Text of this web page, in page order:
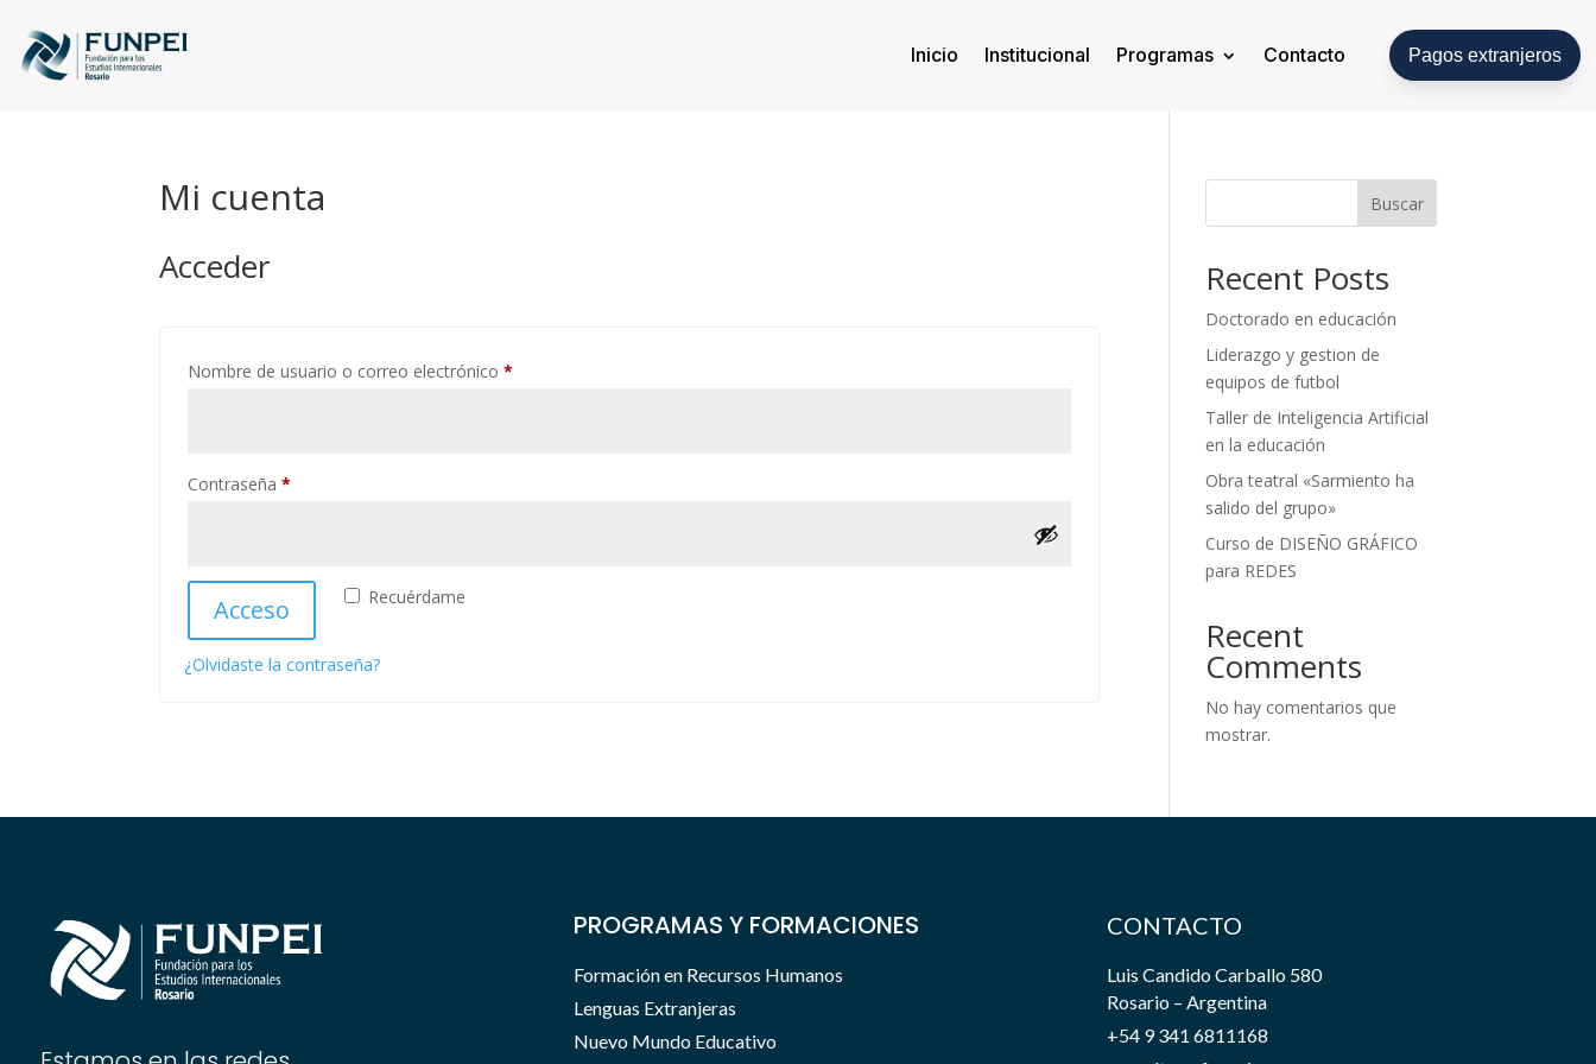
Inicio Institucional Programas Contacto Pagos extranjeros
Mi cuenta
Acceder
Nombre de usuario o correo electrónico*
Contraseña*
Recuérdame
Acceso
¿Olvidaste la contraseña?
Buscar
Recent Posts
Doctorado en educación
Liderazgo y gestion de
equipos de futbol
Taller de Inteligencia Artificial
en la educación
Obra teatral «Sarmiento ha
salido del grupo»
Curso de DISEÑO GRÁFICO
para REDES
Recent
Comments
No hay comentarios que
mostrar.
PROGRAMAS Y FORMACIONES
Formación en Recursos Humanos
Lenguas Extranjeras
Nuevo Mundo Educativo
CONTACTO
Luis Candido Carballo 580
Rosario – Argentina
+54 9 341 6811168